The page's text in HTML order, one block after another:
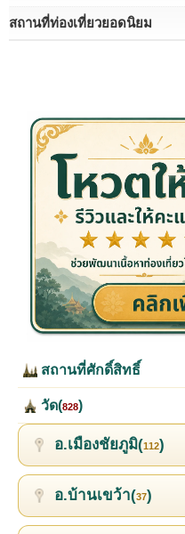
สถานที่ท่องเที่ยวยอดนิยม
สถานที่ศักดิ์สิทธิ์
วัด(828)
อ.เมืองชัยภูมิ(112)
อ.บ้านเขว้า(37)